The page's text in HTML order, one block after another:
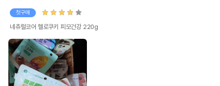
첫구매
네츄럴코어 헬로쿠키 피모건강 220g